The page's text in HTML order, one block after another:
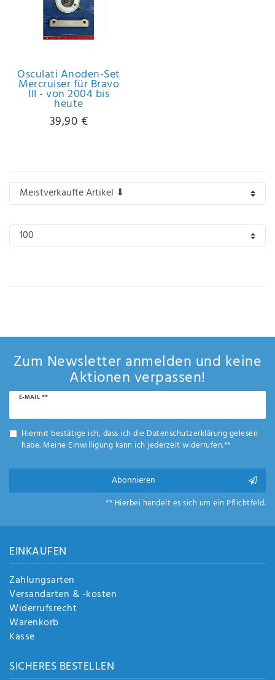
IHRE E-MAIL ADRESSE
Daten­
gelesen
Osculati Anoden-Set
Mercruiser für Bravo
III - von 2004 bis
heute
39,90 €
Zum Newsletter anmelden und keine
Aktionen verpassen!
E-MAIL **
Newsletter
Hiermit bestätige ich, dass ich die Daten­schutz­erklärunggelesen
habe. Meine Einwilligung kann ich jederzeit widerrufen.**
Abonnieren
** Hierbei handelt es sich um ein Pflichtfeld.
EINKAUFEN
Zahlungsarten
Versandarten & -kosten
Widerrufsrecht
Warenkorb
Kasse
SICHERES BESTELLEN